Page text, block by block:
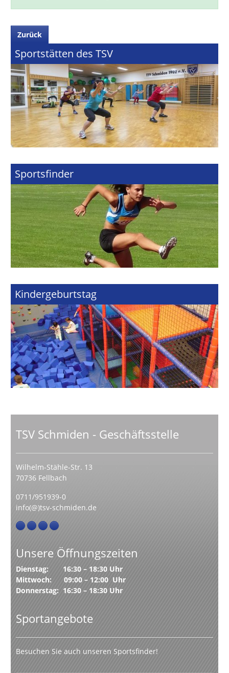
Zurück
Sportstätten des TSV
Sportsfinder
Kindergeburtstag
TSV Schmiden - Geschäftsstelle
Wilhelm-Stähle-Str. 13
70736 Fellbach
0711/951939-0
info(@)tsv-schmiden.de
Unsere Öffnungszeiten
Dienstag: 16:30 – 18:30 Uhr
Mittwoch: 09:00 – 12:00 Uhr
Donnerstag: 16:30 – 18:30 Uhr
Sportangebote
Besuchen Sie auch unseren Sportsfinder!